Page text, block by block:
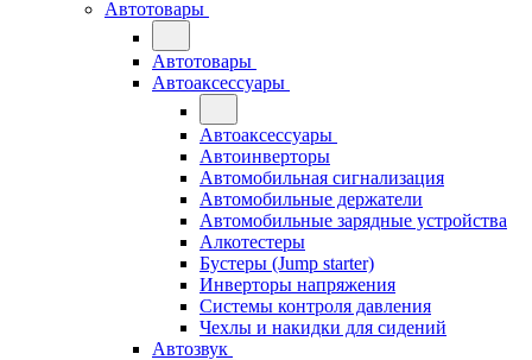
Автотовары
Автотовары
Автоаксессуары
Автоаксессуары
Автоинверторы
Автомобильная сигнализация
Автомобильные держатели
Автомобильные зарядные устройства
Алкотестеры
Бустеры (Jump starter)
Инверторы напряжения
Системы контроля давления
Чехлы и накидки для сидений
Автозвук